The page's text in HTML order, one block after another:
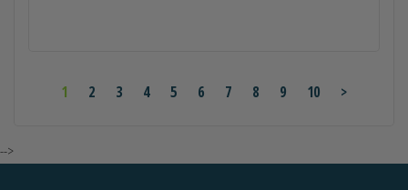
1 2 3 4 5 6 7 8 9 10 >
-->